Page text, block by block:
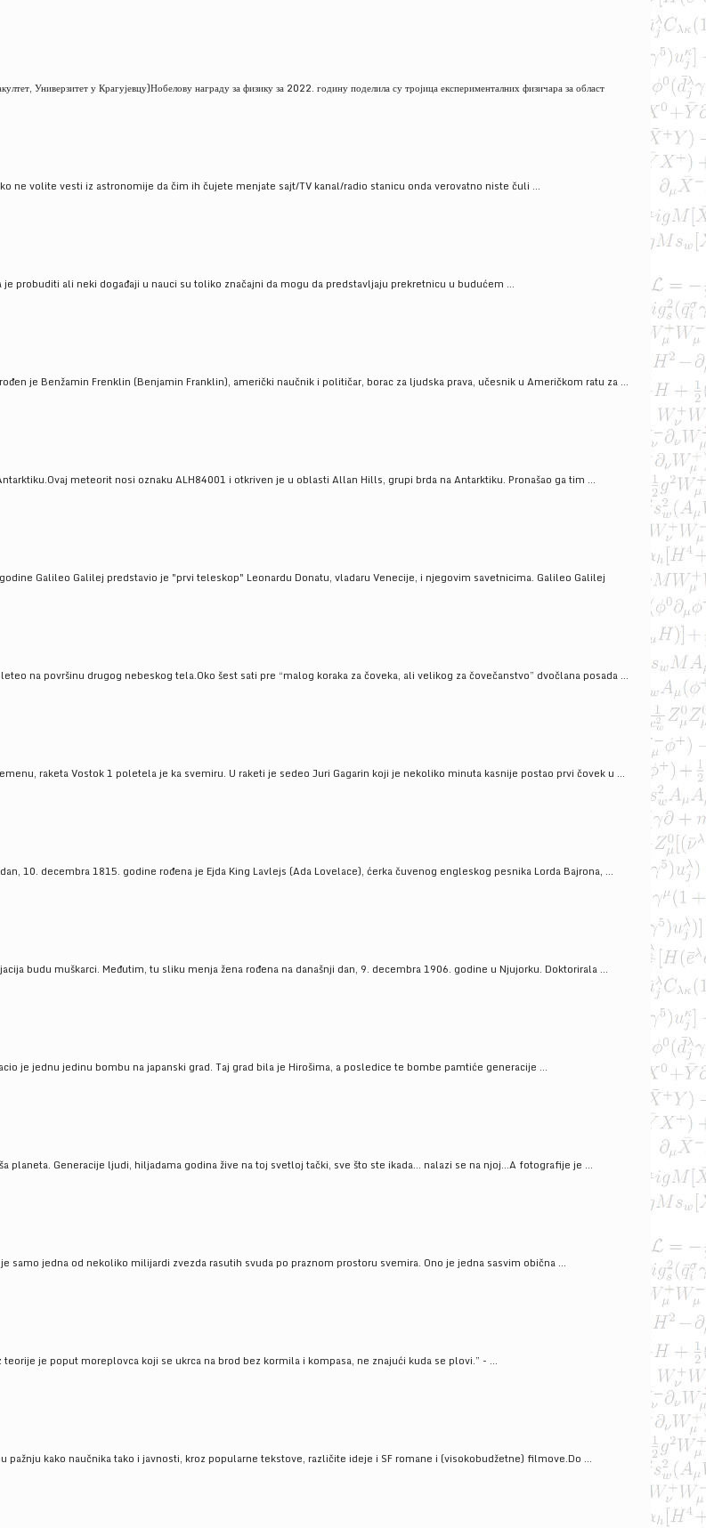
Универзитет у Крагујевцу)Нобелову награду за физику за 2022. годину поделила су тројица експерименталних физичара за област
volite vesti iz astronomije da čim ih čujete menjate sajt/TV kanal/radio stanicu onda verovatno niste čuli ...
probuditi ali neki događaji u nauci su toliko značajni da mogu da predstavljaju prekretnicu u budućem ...
je Benžamin Frenklin (Benjamin Franklin), američki naučnik i političar, borac za ljudska prava, učesnik u Američkom ratu za ...
meteorit nosi oznaku ALH84001 i otkriven je u oblasti Allan Hills, grupi brda na Antarktiku. Pronašao ga tim ...
Galileo Galilej predstavio je "prvi teleskop" Leonardu Donatu, vladaru Venecije, i njegovim savetnicima. Galileo Galilej
na površinu drugog nebeskog tela.Oko šest sati pre “malog koraka za čoveka, ali velikog za čovečanstvo” dvočlana posada ...
raketa Vostok 1 poletela je ka svemiru. U raketi je sedeo Juri Gagarin koji je nekoliko minuta kasnije postao prvi čovek u ...
10. decembra 1815. godine rođena je Ejda King Lavlejs (Ada Lovelace), ćerka čuvenog engleskog pesnika Lorda Bajrona, ...
budu muškarci. Međutim, tu sliku menja žena rođena na današnji dan, 9. decembra 1906. godine u Njujorku. Doktorirala ...
je jednu jedinu bombu na japanski grad. Taj grad bila je Hirošima, a posledice te bombe pamtiće generacije ...
planeta. Generacije ljudi, hiljadama godina žive na toj svetloj tački, sve što ste ikada… nalazi se na njoj…A fotografije je ...
samo jedna od nekoliko milijardi zvezda rasutih svuda po praznom prostoru svemira. Ono je jedna sasvim obična ...
je poput moreplovca koji se ukrca na brod bez kormila i kompasa, ne znajući kuda se plovi.” - ...
kako naučnika tako i javnosti, kroz popularne tekstove, različite ideje i SF romane i (visokobudžetne) filmove.Do ...